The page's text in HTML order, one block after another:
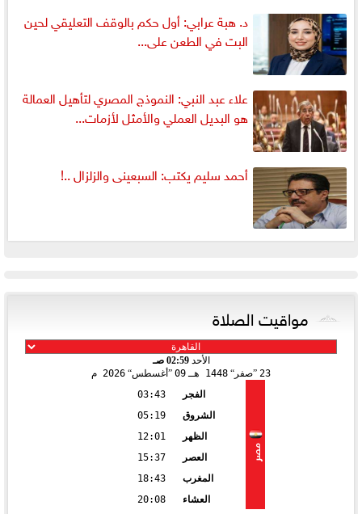
د. هبة عرابي: أول حكم بالوقف التعليقي لحين
البت في الطعن على...
علاء عبد النبي: النموذج المصري لتأهيل العمالة
هو البديل العملي والأمثل لأزمات...
أحمد سليم يكتب: السبعينى والزلزال ..!
مواقيت الصلاة
الأحد02:59 صـ
23
صفر 1448 هـ 09 أغسطس 2026 م
مصر
الفجر
03:43
الشروق
05:19
الظهر
12:01
العصر
15:37
المغرب
18:43
العشاء
20:08